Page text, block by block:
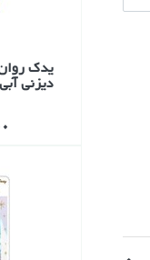
يدك
ديزني آبي